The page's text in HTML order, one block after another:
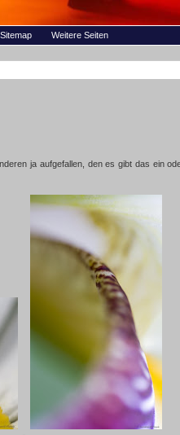
Sitemap Weitere Seiten
ja aufgefallen, den es gibt das ein